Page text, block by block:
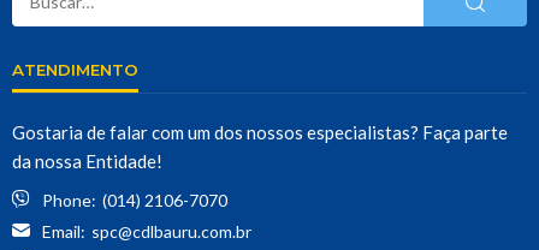
ATENDIMENTO
Gostaria de falar com um dos nossos especialistas? Faça parte
da nossa Entidade!
Phone: (014) 2106-7070
Email: spc@cdlbauru.com.br